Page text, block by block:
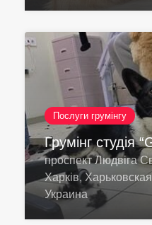
Послуги грумінгу
Грумінг студія
проспект Людвіга
Харків,
Украина